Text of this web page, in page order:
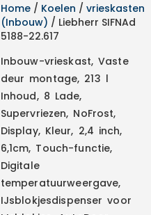
Home/ Koelen / vrieskasten
(Inbouw) / Liebherr SIFNAd
5188-22.617
Inbouw-vrieskast, Vaste
deur montage, 213 l
Inhoud, 8 Lade,
Supervriezen, NoFrost,
Display, Kleur, 2,4 inch,
6,1cm, Touch-functie,
Digitale
temperatuurweergave,
IJsblokjesdispenser voor